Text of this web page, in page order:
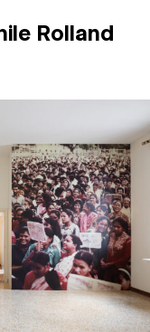
Rolland